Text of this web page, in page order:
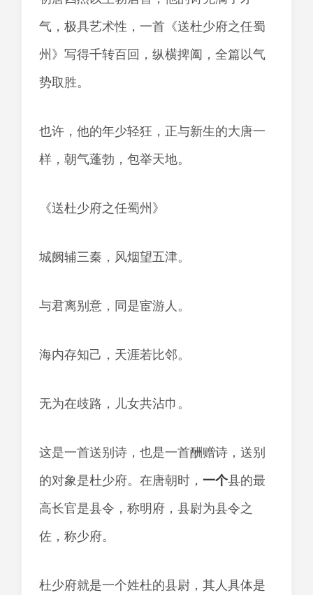
气，极具艺术性，一首《送杜少府之任蜀
州》写得千转百回，纵横捭阖，全篇以气
势取胜。
也许，他的年少轻狂，正与新生的大唐一
样，朝气蓬勃，包举天地。
《送杜少府之任蜀州》
城阙辅三秦，风烟望五津。
与君离别意，同是宦游人。
海内存知己，天涯若比邻。
无为在歧路，儿女共沾巾。
这是一首送别诗，也是一首酬赠诗，送别
的对象是杜少府。在唐朝时， 一个县的最
高长官是县令，称明府，县尉为县令之
佐，称少府。
杜少府就是一个姓杜的县尉，其人具体是